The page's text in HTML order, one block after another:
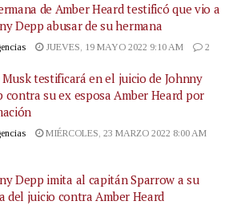
de Amber Heard testificó que vio a
Depp abusar de su hermana
JUEVES, 19 MAYO 2022 9:10 AM 2
testificará en el juicio de Johnny
contra su ex esposa Amber Heard por
MIÉRCOLES, 23 MARZO 2022 8:00 AM
Depp imita al capitán Sparrow a su
del juicio contra Amber Heard